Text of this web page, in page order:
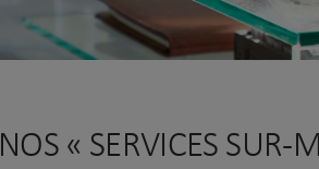
« SERVICES SUR-